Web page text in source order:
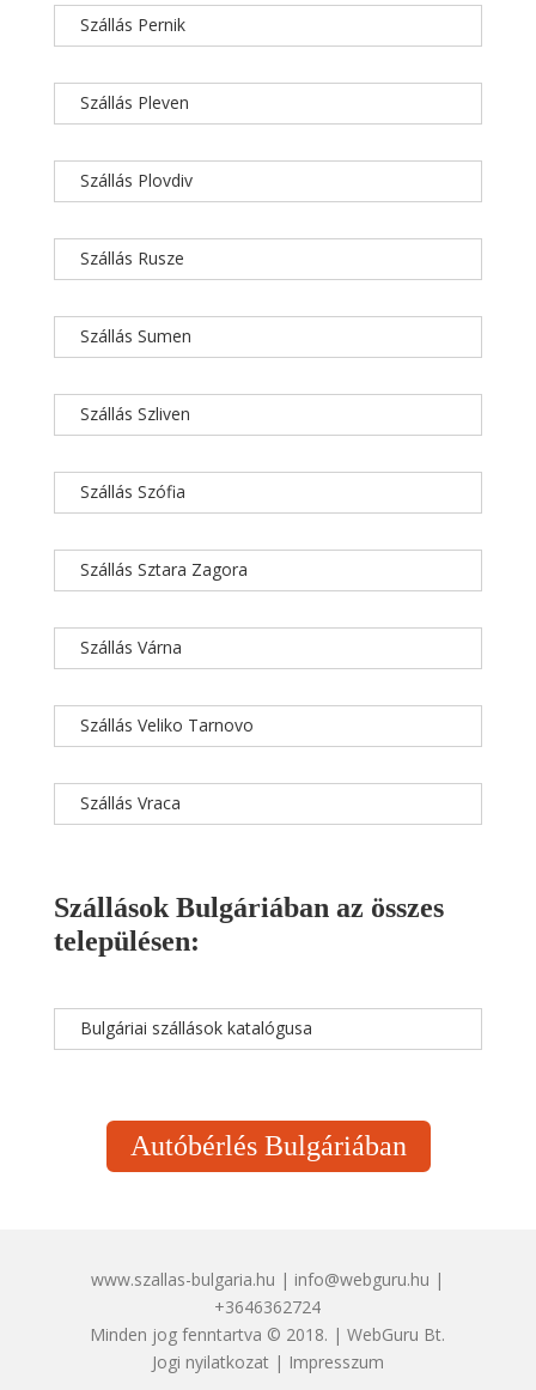
Szállás Pernik
Szállás Pleven
Szállás Plovdiv
Szállás Rusze
Szállás Sumen
Szállás Szliven
Szállás Szófia
Szállás Sztara Zagora
Szállás Várna
Szállás Veliko Tarnovo
Szállás Vraca
Szállások Bulgáriában az összes
településen:
Bulgáriai szállások katalógusa
Autóbérlés Bulgáriában
www.szallas-bulgaria.hu | info@webguru.hu |
+3646362724
Minden jog fenntartva © 2018. | WebGuru Bt.
Jogi nyilatkozat| Impresszum